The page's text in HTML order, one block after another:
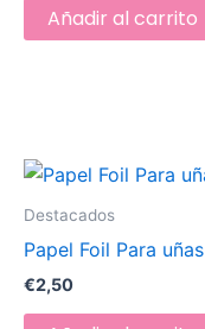
Añadir al carrito
Destacados
Papel Foil Para uñas
€2,50